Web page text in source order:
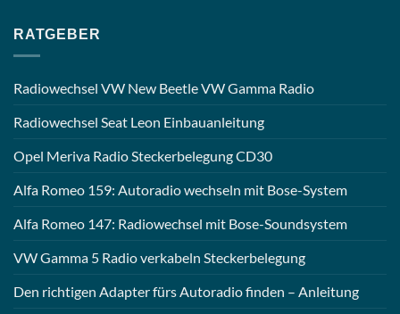
RATGEBER
Radiowechsel VW New Beetle VW Gamma Radio
Radiowechsel Seat Leon Einbauanleitung
Opel Meriva Radio Steckerbelegung CD30
Alfa Romeo 159: Autoradio wechseln mit Bose-System
Alfa Romeo 147: Radiowechsel mit Bose-Soundsystem
VW Gamma 5 Radio verkabeln Steckerbelegung
Den richtigen Adapter fürs Autoradio finden – Anleitung